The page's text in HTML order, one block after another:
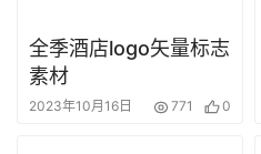
全季酒店logo矢量标志
素材
2023年10月16日 771 0